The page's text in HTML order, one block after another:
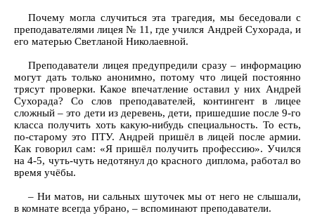
Почему могла случиться эта трагедия, мы беседовали с
преподавателями лицея № 11, где учился Андрей Сухорада, и
его матерью Светланой Николаевной.
Преподаватели лицея предупредили сразу – информацию
могут дать только анонимно, потому что лицей постоянно
трясут проверки. Какое впечатление оставил у них Андрей
Сухорада? Со слов преподавателей, контингент в лицее
сложный – это дети из деревень, дети, пришедшие после 9-го
класса получить хоть какую-нибудь специальность. То есть,
по-старому это ПТУ. Андрей пришёл в лицей после армии.
Как говорил сам: «Я пришёл получить профессию». Учился
на 4-5, чуть-чуть недотянул до красного диплома, работал во
время учёбы.
– Ни матов, ни сальных шуточек мы от него не слышали,
в комнате всегда убрано, – вспоминают преподаватели.